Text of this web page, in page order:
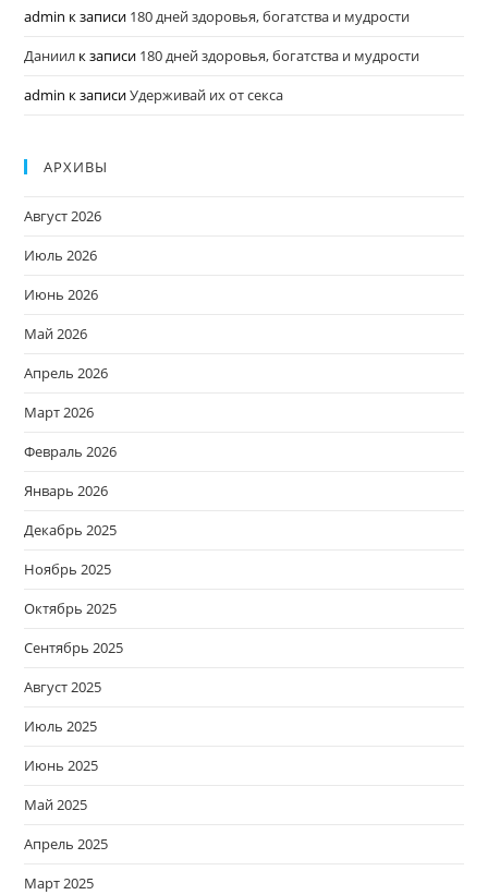
admin к записи 180 дней здоровья, богатства и мудрости
Даниил к записи 180 дней здоровья, богатства и мудрости
admin к записиУдерживай их от секса
АРХИВЫ
Август 2026
Июль 2026
Июнь 2026
Май 2026
Апрель 2026
Март 2026
Февраль 2026
Январь 2026
Декабрь 2025
Ноябрь 2025
Октябрь 2025
Сентябрь 2025
Август 2025
Июль 2025
Июнь 2025
Май 2025
Апрель 2025
Март 2025